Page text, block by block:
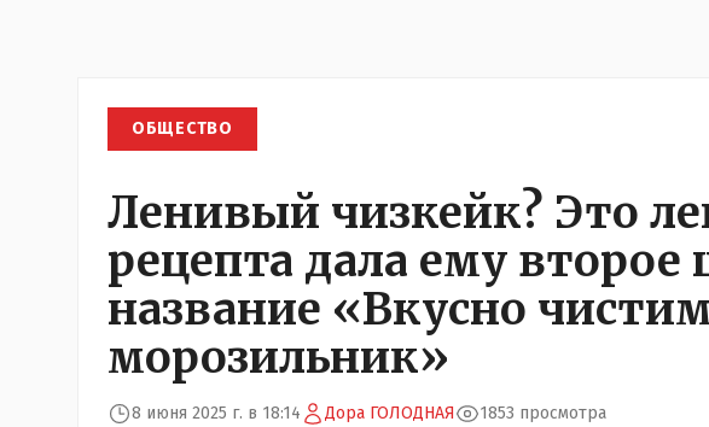
ОБЩЕСТВО
Ленивый чизкейк? Это
рецепта дала ему
название «Вкусно
морозильник»
8 июня 2025 г. в 18:14 Дора ГОЛОДНАЯ 1853 просмотра